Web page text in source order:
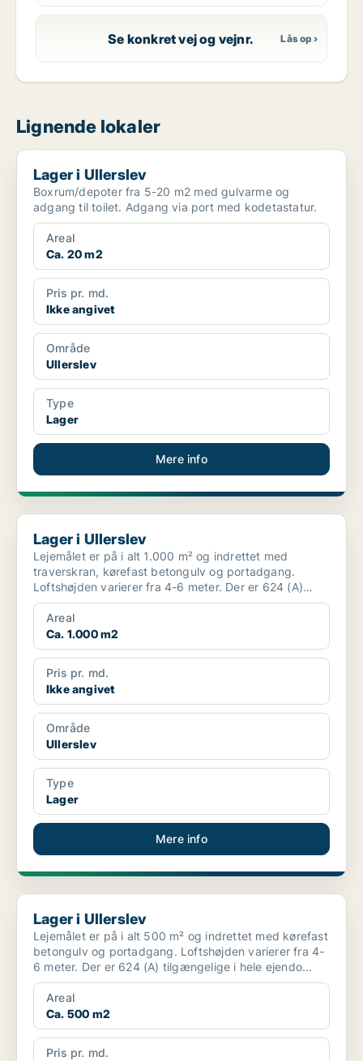
Se konkret vej og vejnr.
Lignende lokaler
Lager i Ullerslev
Lager i Ullerslev
Boxrum/depoter fra 5-20 m2 med gulvarme og
adgang til toilet. Adgang via port med kodetastatur.
Areal
Ca. 20 m2
Pris pr. md.
Ikke angivet
Område
Ullerslev
Type
Lager
Mere info
Lager i Ullerslev
Lager i Ullerslev
Lejemålet er på i alt 1.000 m² og indrettet med
traverskran, kørefast betongulv og portadgang.
Loftshøjden varierer fra 4-6 meter. Der er 624 (A)
tilgængelig...
Areal
Ca. 1.000 m2
Pris pr. md.
Ikke angivet
Område
Ullerslev
Type
Lager
Mere info
Lager i Ullerslev
Lager i Ullerslev
Lejemålet er på i alt 500 m² og indrettet med kørefast
betongulv og portadgang. Loftshøjden varierer fra 4-
6 meter. Der er 624 (A) tilgængelige i hele ejendo...
Areal
Ca. 500 m2
Pris pr. md.